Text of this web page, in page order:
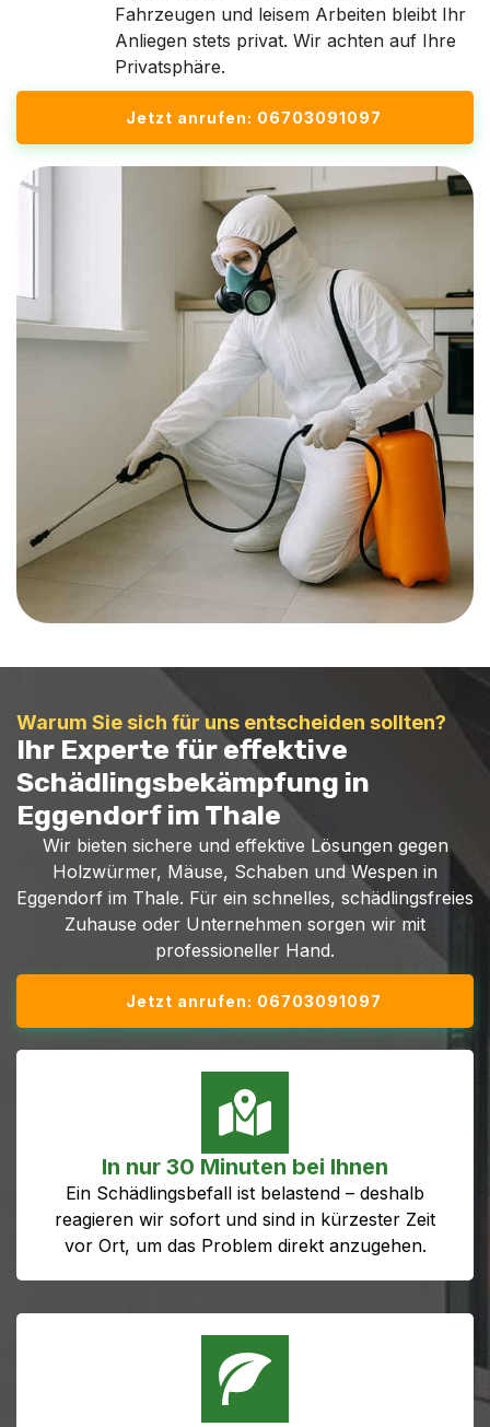
Fahrzeugen und leisem Arbeiten bleibt Ihr
Anliegen stets privat. Wir achten auf Ihre
Privatsphäre.
Jetzt anrufen: 06703091097
Warum Sie sich für uns entscheiden sollten?
Ihr Experte für effektive
Schädlingsbekämpfung in
Eggendorf im Thale
Wir bieten sichere und effektive Lösungen gegen
Holzwürmer, Mäuse, Schaben und Wespen in
Eggendorf im Thale. Für ein schnelles, schädlingsfreies
Zuhause oder Unternehmen sorgen wir mit
professioneller Hand.
Jetzt anrufen: 06703091097
In nur 30 Minuten bei Ihnen
Ein Schädlingsbefall ist belastend – deshalb
reagieren wir sofort und sind in kürzester Zeit
vor Ort, um das Problem direkt anzugehen.